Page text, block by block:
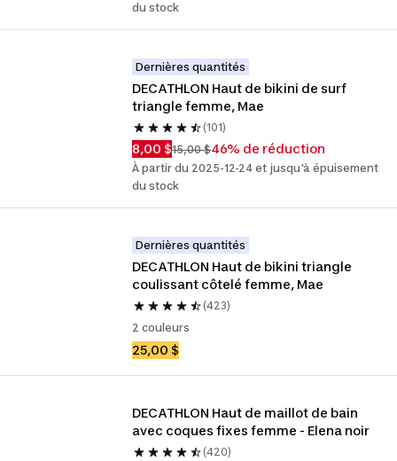
du stock
Dernières quantités
DECATHLON Haut de bikini de surf
triangle femme, Mae
(101)
8,00 $15,00 $46% de réduction
À partir du 2025-12-24 et jusqu'à épuisement
du stock
Dernières quantités
DECATHLON Haut de bikini triangle
coulissant côtelé femme, Mae
(423)
2 couleurs
25,00 $
DECATHLON Haut de maillot de bain
avec coques fixes femme - Elena noir
(420)